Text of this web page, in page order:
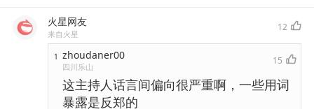
火星网友
来自火星
12
1 zhoudaner00
四川乐山
15
这主持人话言间偏向很严重啊，一些用词
暴露是反郑的